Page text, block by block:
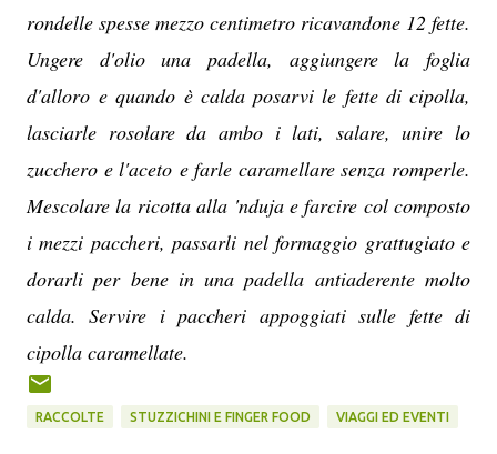
rondelle spesse mezzo centimetro ricavandone 12 fette.
Ungere d'olio una padella, aggiungere la foglia
d'alloro e quando è calda posarvi le fette di cipolla,
lasciarle rosolare da ambo i lati, salare, unire lo
zucchero e l'aceto e farle caramellare senza romperle.
Mescolare la ricotta alla 'nduja e farcire col composto
i mezzi paccheri, passarli nel formaggio grattugiato e
dorarli per bene in una padella antiaderente molto
calda. Servire i paccheri appoggiati sulle fette di
cipolla caramellate.
RACCOLTE STUZZICHINI E FINGER FOOD VIAGGI ED EVENTI